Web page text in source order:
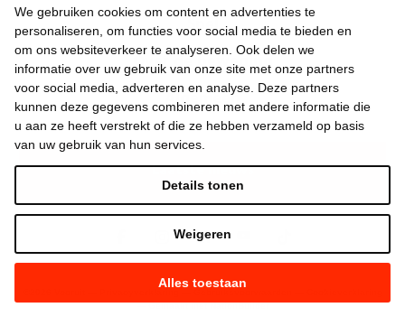
We gebruiken cookies om content en advertenties te
personaliseren, om functies voor social media te bieden en
om ons websiteverkeer te analyseren. Ook delen we
informatie over uw gebruik van onze site met onze partners
voor social media, adverteren en analyse. Deze partners
kunnen deze gegevens combineren met andere informatie die
u aan ze heeft verstrekt of die ze hebben verzameld op basis
van uw gebruik van hun services.
Alles toestaan
Weigeren
Details tonen
Snel
Over de beweging
Algemeen
Laatste nieuws
—Gemaakt met NationBuilder